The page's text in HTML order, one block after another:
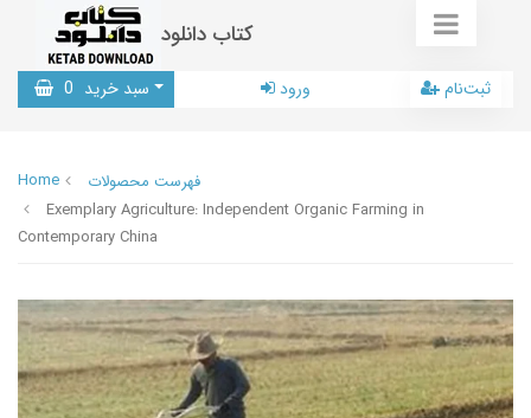
کتاب دانلود
سبد خرید 0 ورود ثبت‌نام
Home
فهرست محصولات
Exemplary Agriculture: Independent Organic Farming in
Contemporary China